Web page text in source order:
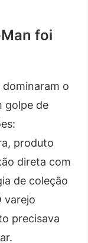
foi
o
golpe de
produto
direta com
de coleção
varejo
precisava